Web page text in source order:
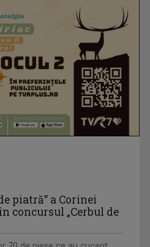
în optimile de finală
piatră” a Corinei
„Cerbul de